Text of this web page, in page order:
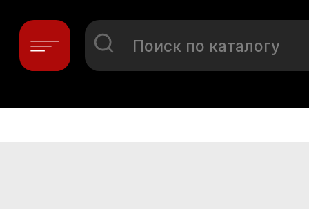
Поиск по каталогу